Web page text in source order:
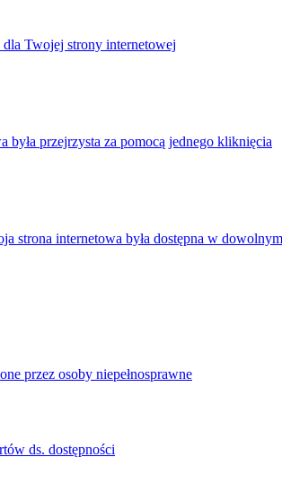
Twojej strony internetowej
była przejrzysta za pomocą jednego kliknięcia
strona internetowa była dostępna w
przez osoby niepełnosprawne
ds. dostępności